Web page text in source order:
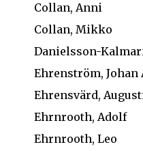
Collan, Anni
Collan, Mikko
Danielsson-
Ehrenström, Johan
Ehrensvärd,
Ehrnrooth, Adolf
Ehrnrooth, Leo